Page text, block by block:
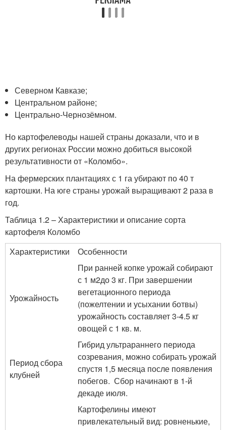
Северном Кавказе;
Центральном районе;
Центрально-Чернозёмном.
Но картофелеводы нашей страны доказали, что и в
других регионах России можно добиться высокой
результативности от «Коломбо».
На фермерских плантациях с 1 га убирают по 40 т
картошки. На юге страны урожай выращивают 2 раза в
год.
Таблица 1.2 – Характеристики и описание сорта
картофеля Коломбо
Характеристики
Особенности
Урожайность
При ранней копке урожай собирают
с 1 м2до 3 кг. При завершении
вегетационного периода
(пожелтении и усыхании ботвы)
урожайность составляет 3-4.5 кг
овощей с 1 кв. м.
Период сбора
клубней
Гибрид ультрараннего периода
созревания, можно собирать урожай
спустя 1,5 месяца после появления
побегов. Сбор начинают в 1-й
декаде июля.
Картофелины имеют
привлекательный вид: ровненькие,